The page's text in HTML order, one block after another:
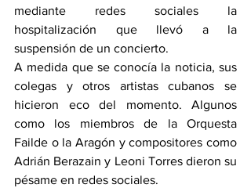
mediante redes sociales la
hospitalización que llevó a la
suspensión de un concierto.
A medida que se conocía la noticia, sus
colegas y otros artistas cubanos se
hicieron eco del momento. Algunos
como los miembros de la Orquesta
Failde o la Aragón y compositores como
Adrián Berazain y Leoni Torres dieron su
pésame en redes sociales.